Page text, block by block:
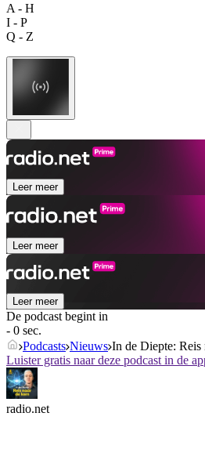
A - H
I - P
Q - Z
Leer meer
Leer meer
Leer meer
De podcast begint in
- 0 sec.
Podcasts Nieuws In de Diepte: Reis
Luister gratis naar deze podcast in de
radio.net